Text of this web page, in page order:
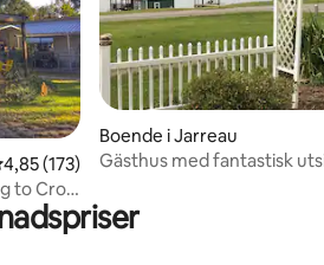
av 5 i genomsnittligt betyg, 173
4,85 (173)
to Crow
Boende i Jarreau
Gästhus med fantastisk